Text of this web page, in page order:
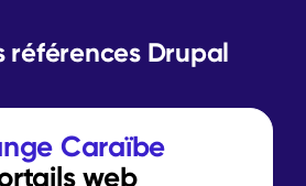
références Drupal
Caraïbe
web